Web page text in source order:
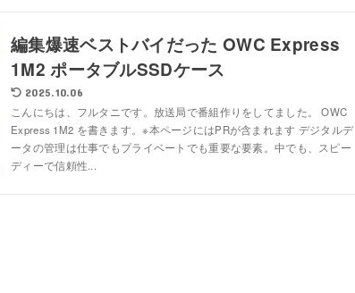
編集爆速ベストバイだった OWC Express
1M2 ポータブルSSDケース
2025.10.06
こんにちは、フルタニです。放送局で番組作りをしてました。 OWC
Express 1M2 を書きます。※本ページにはPRが含まれます デジタルデ
ータの管理は仕事でもプライベートでも重要な要素。中でも、スピー
ディーで信頼性...